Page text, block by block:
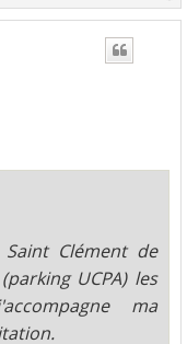
a
Clément de
UCPA) les
ma